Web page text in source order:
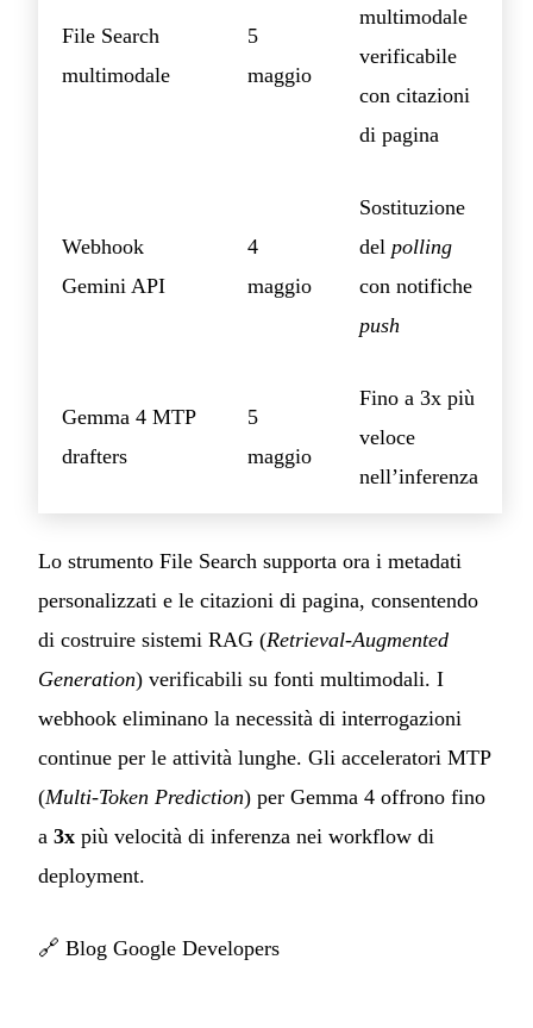
File Search
multimodale
5
maggio
multimodale
verificabile
con citazioni
di pagina
Webhook
Gemini API
4
maggio
Sostituzione
del polling
con notifiche
push
Gemma 4 MTP
drafters
5
maggio
Fino a 3x più
veloce
nell’inferenza
Lo strumento File Search supporta ora i metadati
personalizzati e le citazioni di pagina, consentendo
di costruire sistemi RAG (Retrieval-Augmented
Generation) verificabili su fonti multimodali. I
webhook eliminano la necessità di interrogazioni
continue per le attività lunghe. Gli acceleratori MTP
(Multi-Token Prediction) per Gemma 4 offrono fino
a 3x più velocità di inferenza nei workflow di
deployment.
🔗 Blog Google Developers